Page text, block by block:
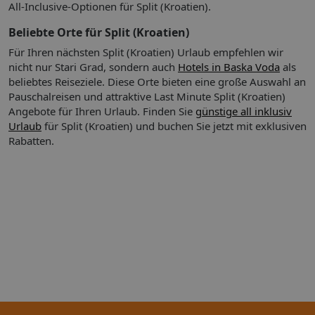
- 10-15 qm, Doppel, Meerseite, Twinbett, Dusche,
Haartrockner, Klimaanlage, TV (Smart-TV), Balkon (möbliert)
Doppelzimmer Superior Meerseite (DSC)
- 16-20 qm, Doppel, Meerseite, Meerblick (seitlich),
Doppelbetten (1 Queensize oder 1 Twin), Dusche,
Haartrockner, Klimaanlage, Minibar, TV (Smart-TV), Balkon
(möbliert)
Familienzimmer Meerseite (FBC)
- 31-35 qm, Vierbett, Meerseite, separates Schlafzimmer, 2
Einzelbetten, Doppelbett, Dusche, Haartrockner, Klimaanlage,
Check-Out-Zeit des Hotels am Tag der Abreise einzuhalten.
All-Inclusive-Optionen für Split (Kroatien).
Beliebte Orte für Split (Kroatien)
Für Ihren nächsten Split (Kroatien) Urlaub empfehlen wir
nicht nur Stari Grad, sondern auch Hotels in Baska Voda als
beliebtes Reiseziele. Diese Orte bieten eine große Auswahl an
Pauschalreisen und attraktive Last Minute Split (Kroatien)
Angebote für Ihren Urlaub. Finden Sie günstige all inklusiv
Urlaub für Split (Kroatien) und buchen Sie jetzt mit exklusiven
Rabatten.